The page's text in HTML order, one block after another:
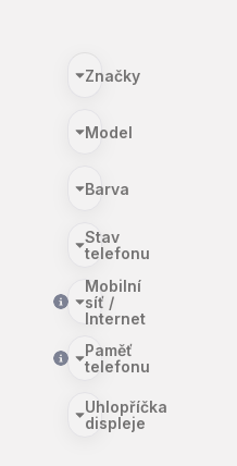
Značky
Model
Barva
Stav
telefonu
Mobilní
síť /
Internet
Paměť
telefonu
Uhlopříčka
displeje